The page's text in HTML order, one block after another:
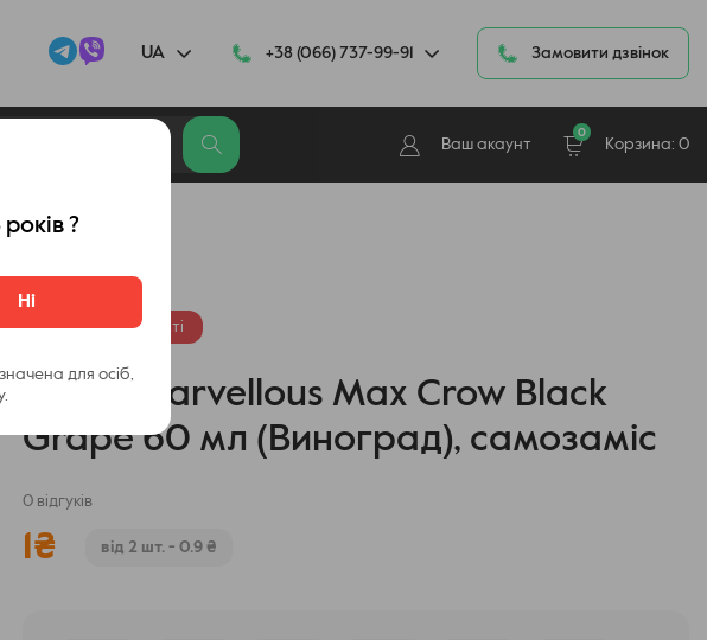
UA +38 (066) 737-99-91 Замовити дзвінок
Ваш акаунт
0
Корзина: 0
23710
Немає в наявності
Набір Marvellous Max Crow Black
Grape 60 мл (Виноград), самозаміс
0 відгуків
1₴ від 2 шт. - 0.9 ₴
?
Ні
для осіб,